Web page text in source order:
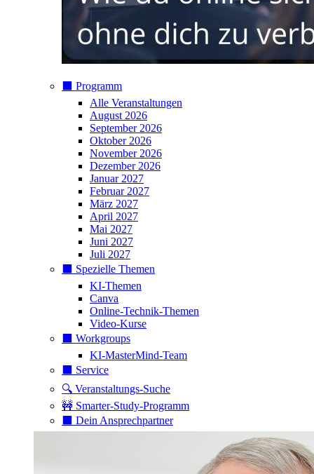
⬛️ Programm
Alle Veranstaltungen
August 2026
September 2026
Oktober 2026
November 2026
Dezember 2026
Januar 2027
Februar 2027
März 2027
April 2027
Mai 2027
Juni 2027
Juli 2027
⬛️ Spezielle Themen
KI-Themen
Canva
Online-Technik-Themen
Video-Kurse
⬛️ Workgroups
KI-MasterMind-Team
⬛️ Service
🔍 Veranstaltungs-Suche
🚧 Smarter-Study-Programm
⬛️ Dein Ansprechpartner